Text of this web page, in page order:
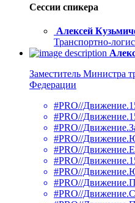
Сессии спикера
Алексей
Транспортно-
Заместитель Министра
Федерации
#PRO//
#PRO//
#PRO//
#PRO//
#PRO//
#PRO//
#PRO//
#PRO//
#PRO//